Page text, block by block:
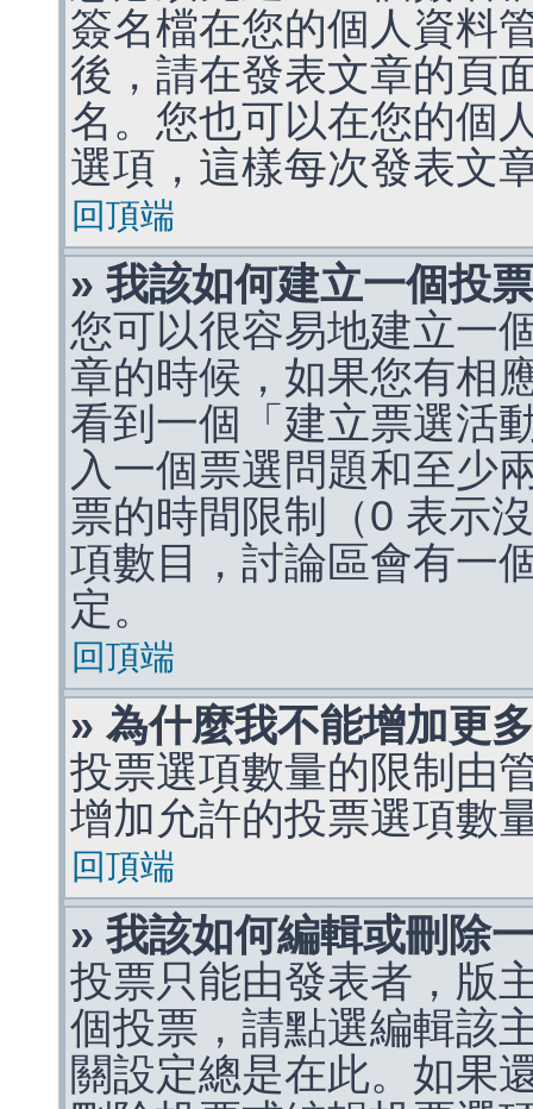
簽名檔在您的個人資料
後，請在發表文章的頁
名。您也可以在您的個
選項，這樣每次發表文
回頂端
» 我該如何建立一個投
您可以很容易地建立一
章的時候，如果您有相
看到一個「建立票選活
入一個票選問題和至少
票的時間限制（0 表示
項數目，討論區會有一
定。
回頂端
» 為什麼我不能增加更
投票選項數量的限制由
增加允許的投票選項數
回頂端
» 我該如何編輯或刪除
投票只能由發表者，版
個投票，請點選編輯該
關設定總是在此。如果